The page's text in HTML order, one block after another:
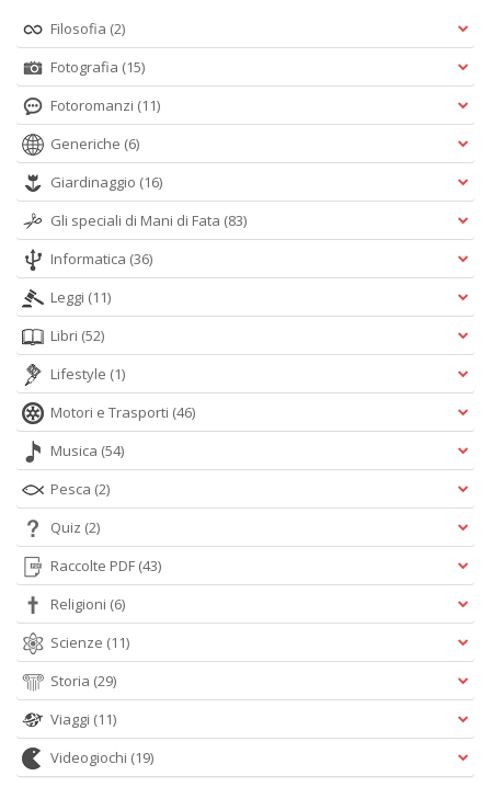
Filosofia (2)
Fotografia (15)
Fotoromanzi (11)
Generiche (6)
Giardinaggio (16)
Gli speciali di Mani di Fata (83)
Informatica (36)
Leggi (11)
Libri (52)
Lifestyle (1)
Motori e Trasporti (46)
Musica (54)
Pesca (2)
Quiz (2)
Raccolte PDF (43)
Religioni (6)
Scienze (11)
Storia (29)
Viaggi (11)
Videogiochi (19)